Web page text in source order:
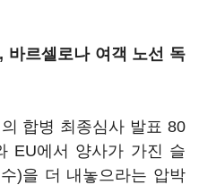
바르셀로나 여객 노선 독
합병 최종심사 발표 80
EU에서 양사가 가진 슬
)을 더 내놓으라는 압박